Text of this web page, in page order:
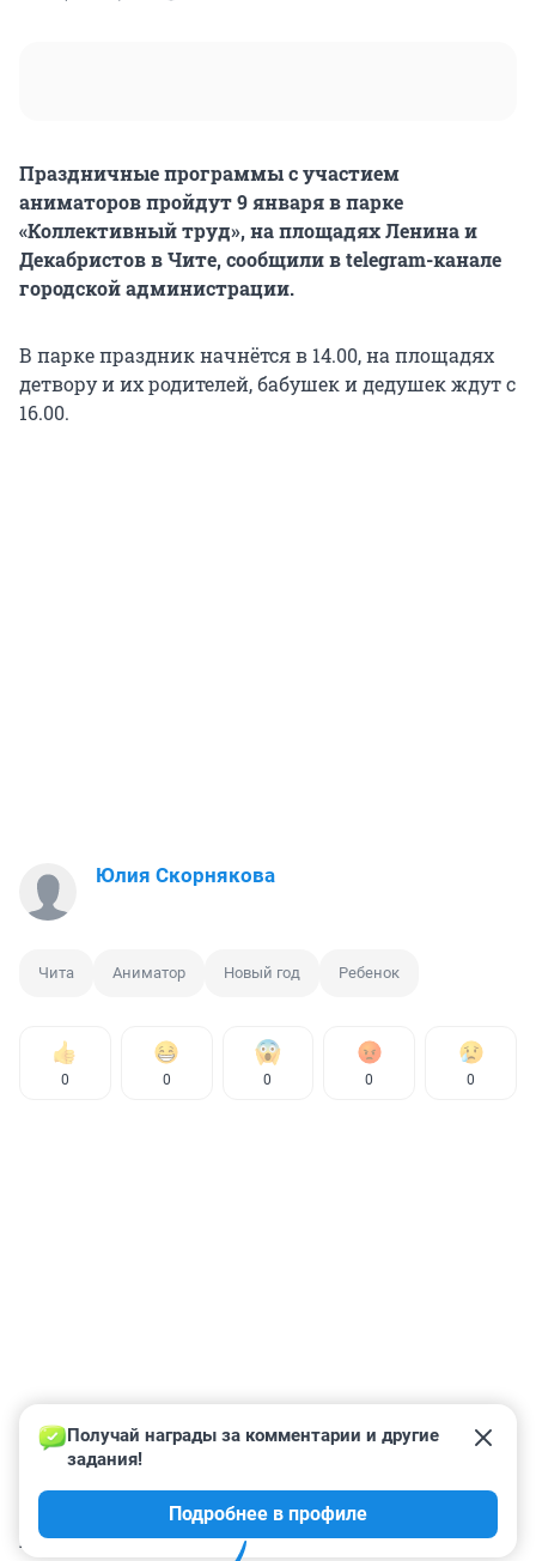
Праздничные программы с участием
аниматоров пройдут 9 января в парке
«Коллективный труд», на площадях Ленина и
Декабристов в Чите, сообщили в telegram-канале
городской администрации.
В парке праздник начнётся в 14.00, на площадях
детвору и их родителей, бабушек и дедушек ждут с
16.00.
Юлия Скорнякова
Чита Аниматор Новый год Ребенок
0 0 0 0 0
КОММЕНТАРИИ 7
Получай награды за комментарии и другие
задания!
Подробнее в профиле